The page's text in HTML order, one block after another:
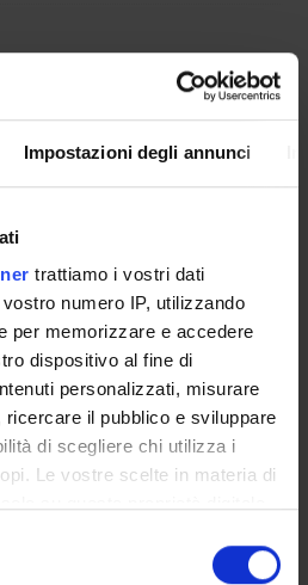
Impostazioni degli annunci
trattiamo i vostri dati
numero IP, utilizzando
per memorizzare e accedere
dispositivo al fine di
personalizzati, misurare
il pubblico e sviluppare
di scegliere chi utilizza i
Le vostre scelte in materia di
consenso in qualsiasi
SUPERIORE